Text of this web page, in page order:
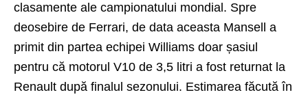
clasamente ale campionatului mondial. Spre
deosebire de Ferrari, de data aceasta Mansell a
primit din partea echipei Williams doar șasiul
pentru că motorul V10 de 3,5 litri a fost returnat la
Renault după finalul sezonului. Estimarea făcută în